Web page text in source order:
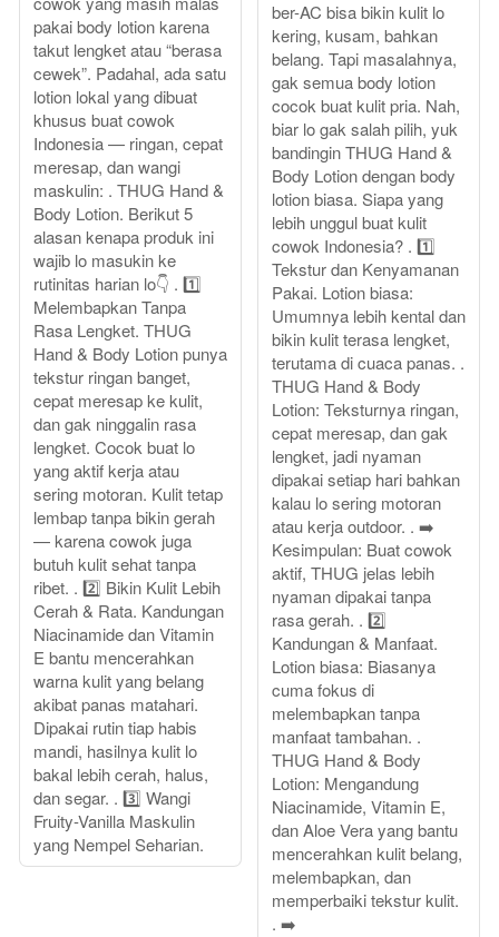
pakai body lotion karena
takut lengket atau “berasa
cewek”. Padahal, ada satu
lotion lokal yang dibuat
khusus buat cowok
Indonesia — ringan, cepat
meresap, dan wangi
maskulin: . THUG Hand &
Body Lotion. Berikut 5
alasan kenapa produk ini
wajib lo masukin ke
rutinitas harian lo👇 . 1️⃣
Melembapkan Tanpa
Rasa Lengket. THUG
Hand & Body Lotion punya
tekstur ringan banget,
cepat meresap ke kulit,
dan gak ninggalin rasa
lengket. Cocok buat lo
yang aktif kerja atau
sering motoran. Kulit tetap
lembap tanpa bikin gerah
— karena cowok juga
butuh kulit sehat tanpa
ribet. . 2️⃣ Bikin Kulit Lebih
Cerah & Rata. Kandungan
Niacinamide dan Vitamin
E bantu mencerahkan
warna kulit yang belang
akibat panas matahari.
Dipakai rutin tiap habis
mandi, hasilnya kulit lo
bakal lebih cerah, halus,
dan segar. . 3️⃣ Wangi
Fruity-Vanilla Maskulin
yang Nempel Seharian.
ber-AC bisa bikin kulit lo
kering, kusam, bahkan
belang. Tapi masalahnya,
gak semua body lotion
cocok buat kulit pria. Nah,
biar lo gak salah pilih, yuk
bandingin THUG Hand &
Body Lotion dengan body
lotion biasa. Siapa yang
lebih unggul buat kulit
cowok Indonesia? . 1️⃣
Tekstur dan Kenyamanan
Pakai. Lotion biasa:
Umumnya lebih kental dan
bikin kulit terasa lengket,
terutama di cuaca panas. .
THUG Hand & Body
Lotion: Teksturnya ringan,
cepat meresap, dan gak
lengket, jadi nyaman
dipakai setiap hari bahkan
kalau lo sering motoran
atau kerja outdoor. . ➡️
Kesimpulan: Buat cowok
aktif, THUG jelas lebih
nyaman dipakai tanpa
rasa gerah. . 2️⃣
Kandungan & Manfaat.
Lotion biasa: Biasanya
cuma fokus di
melembapkan tanpa
manfaat tambahan. .
THUG Hand & Body
Lotion: Mengandung
Niacinamide, Vitamin E,
dan Aloe Vera yang bantu
mencerahkan kulit belang,
melembapkan, dan
memperbaiki tekstur kulit.
. ➡️